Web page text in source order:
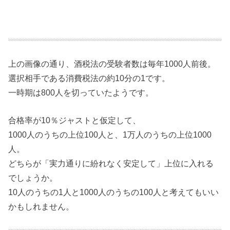
上の画像の通り、酒税法の受験者数は毎年1000人前後。
選択相手である消費税法の約10分の1です。
一時期は800人を切っていたようです。
合格率が10％ジャストと仮定して、
1000人のうちの上位100人と、1万人のうちの上位1000
人。
どちらが「実力通りに紛れなく安定して」上位に入れる
でしょうか。
10人のうちの1人と1000人のうちの100人と考えてもいい
かもしれません。